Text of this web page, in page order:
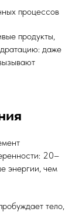
процессов
продукты,
даже
20–
энергии, чем
тело,